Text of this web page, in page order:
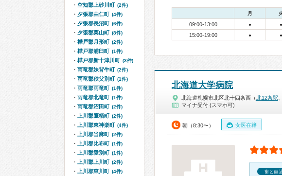
月
09:00-13:00 ● ●
15:00-19:00 ● ●
北海道大学病院
北海道札幌市北区北十四条西（北12条駅
マイナ受付 (スマホ可)
朝（8:30〜） 女医在籍
空知郡上砂川町 (2件)
夕張郡由仁町 (4件)
夕張郡長沼町 (6件)
夕張郡栗山町 (8件)
樺戸郡月形町 (2件)
樺戸郡浦臼町 (1件)
樺戸郡新十津川町 (3件)
雨竜郡妹背牛町 (2件)
雨竜郡秩父別町 (1件)
雨竜郡雨竜町 (1件)
雨竜郡北竜町 (1件)
雨竜郡沼田町 (2件)
上川郡鷹栖町 (2件)
上川郡東神楽町 (4件)
上川郡当麻町 (2件)
上川郡比布町 (1件)
上川郡愛別町 (1件)
上川郡上川町 (2件)
上川郡東川町 (4件)